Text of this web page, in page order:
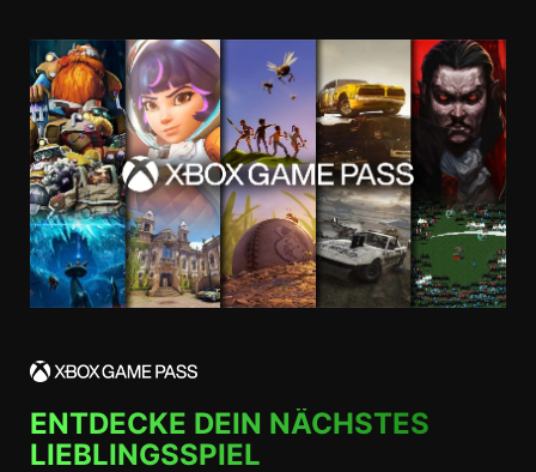
ENTDECKE DEIN NÄCHSTES
LIEBLINGSSPIEL
Hol dir mit deinen neuen MSI-Geräten hunderte